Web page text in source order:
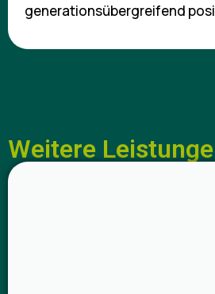
generationsübergreifend
Weitere